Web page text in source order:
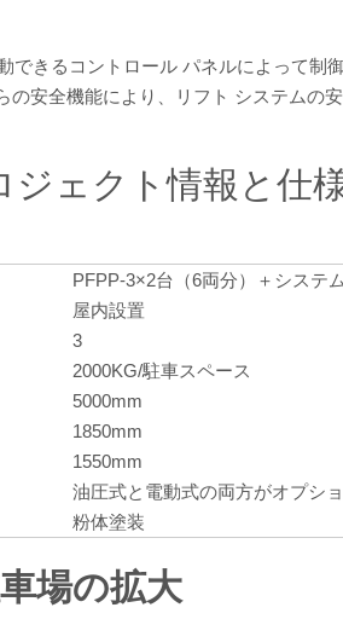
きるコントロール パネルによって制
安全機能により、リフト システムの
ジェクト情報と仕
PFPP-3×2台（6両分）＋システ
屋内設置
3
2000KG/駐車スペース
5000mm
1850mm
1550mm
油圧式と電動式の両方がオプシ
粉体塗装
場の拡大